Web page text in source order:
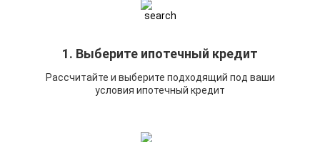
1. Выберите ипотечный кредит
Рассчитайте и выберите подходящий под ваши
условия ипотечный кредит